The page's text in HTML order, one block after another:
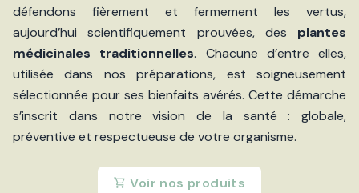
défendons fièrement et fermement les vertus,
aujourd’hui scientifiquement prouvées, des plantes
médicinales traditionnelles. Chacune d’entre elles,
utilisée dans nos préparations, est soigneusement
sélectionnée pour ses bienfaits avérés. Cette démarche
s’inscrit dans notre vision de la santé : globale,
préventive et respectueuse de votre organisme.
Voir nos produits